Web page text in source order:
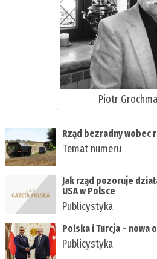
Piotr
Rząd bezradny wobec
Temat numeru
Jak rząd pozoruje
USA w Polsce
Publicystyka
Polska i Turcja – nowa
Publicystyka